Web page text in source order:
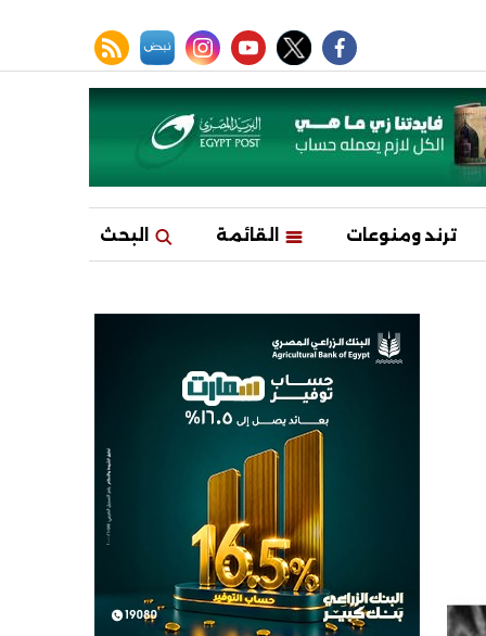
facebook
twitter
youtube
instagram
نبض rss feed
ترند ومنوعات القائمة البحث